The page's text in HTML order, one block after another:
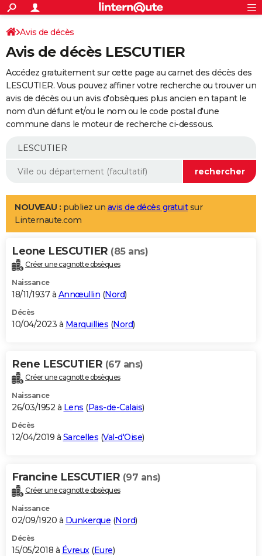
ACTUALITÉS
Politique
Société
Faits Divers
Education
Monde
Villes
+
SPORT
Coupe du monde 2026
Football
Tennis
Cyclisme
Rugby
Forum
Programme TV
TNTStreaming
Cinéma
Sorties cinéma
Musique
+FINANCE
Retraite
Epargne
Immobilier
Risques naturels par ville
Banque
Assurance
AUTO
Essais
Réserver un essai
Citadines
Berlines
SUV
Forum auto
+
Mobiles
Meilleur smartphone
Internet
Ordinateurs
Jeux vidéo
Guide high-tech
Aménagement intérieur
LIFESTYLE
Art de vivre
Bien-être
Loisirs
Mode
Modes de vie
Alimentation
Guide de la santé
Maladies
Médicaments
Sommeil
VOYAGE
Destinations
City break
Voyage nature
Voyage de noces
Forum
Climat
+PHOTO
GUIDES D'ACHAT
BONS PLANS
Carte de Noël
Carte Bonne année
Carte Saint-Valentin
Carte Pâques
Carte d'anniversaire
DICTIONNAIRE
Dictionnaire
Biographies
Citations
Expressions
Proverbes
PROGRAMME TV
S'inscrire
Se connecter
Lycées
Collèges
Primaires
Universités
Entreprises
Service militaire
Avis de recherche
AVIS DE DÉCÈS
Bricolage
Lifestyle
Culture
Sport
Auto
Television
Voyage
Cinema
Avis de décès
Avis de décès LESCUTIER
Accédez gratuitement sur cette page au carnet des décès des
LESCUTIER. Vous pouvez affiner votre recherche ou trouver un
avis de décès ou un avis d'obsèques plus ancien en tapant le
nom d'un défunt et/ou le nom ou le code postal d'une
commune dans le moteur de recherche ci-dessous.
NOUVEAU : publiez un avis de décès gratuitsur
Linternaute.com
Leone LESCUTIER (85 ans)
Créer une cagnotte obsèques
Naissance
18/11/1937 à Annœullin (Nord)
Décès
10/04/2023 à Marquillies (Nord)
Rene LESCUTIER (67 ans)
Créer une cagnotte obsèques
Naissance
26/03/1952 à Lens (Pas-de-Calais)
Décès
12/04/2019 à Sarcelles (Val-d'Oise)
Francine LESCUTIER (97 ans)
Créer une cagnotte obsèques
Naissance
02/09/1920 à Dunkerque (Nord)
Décès
15/05/2018 à Évreux(Eure)